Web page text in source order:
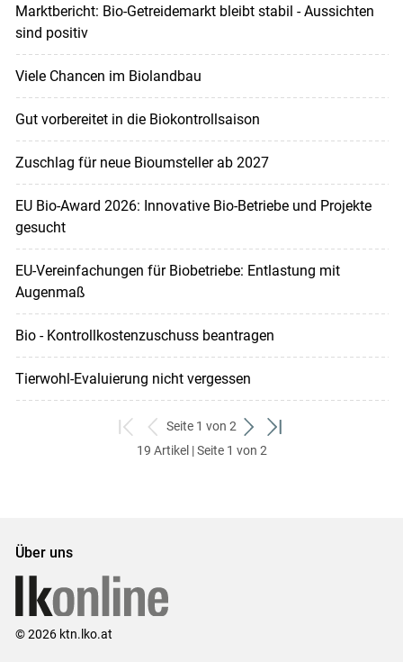
Marktbericht: Bio-Getreidemarkt bleibt stabil - Aussichten
sind positiv
Viele Chancen im Biolandbau
Gut vorbereitet in die Biokontrollsaison
Zuschlag für neue Bioumsteller ab 2027
EU Bio-Award 2026: Innovative Bio-Betriebe und Projekte
gesucht
EU-Verein­fachungen für Biobetriebe: Entlastung mit
Augenmaß
Bio - Kontrollkostenzuschuss beantragen
Tierwohl-Evaluierung nicht vergessen
zum
ersten
zurück
zum
Seite 1 von 2
weiter
zum
zum
19 Artikel | Seite 1 von 2
Über uns
© 2026 ktn.lko.at